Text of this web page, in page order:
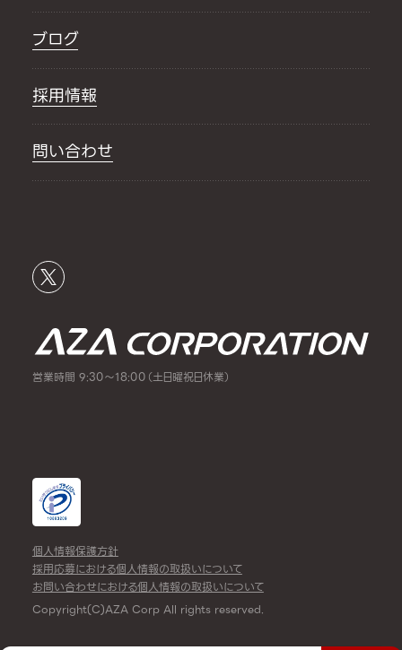
ブログ
採用情報
問い合わせ
営業時間 9:30～18:00（土日曜祝日休業）
個人情報保護方針
採用応募における個人情報の取扱いについて
お問い合わせにおける個人情報の取扱いについて
Copyright(C)AZA Corp All rights reserved.